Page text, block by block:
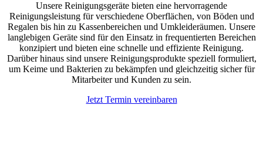
Unsere Reinigungsgeräte bieten eine hervorragende
Reinigungsleistung für verschiedene Oberflächen, von Böden und
Regalen bis hin zu Kassenbereichen und Umkleideräumen. Unsere
langlebigen Geräte sind für den Einsatz in frequentierten Bereichen
konzipiert und bieten eine schnelle und effiziente Reinigung.
Darüber hinaus sind unsere Reinigungsprodukte speziell formuliert,
um Keime und Bakterien zu bekämpfen und gleichzeitig sicher für
Mitarbeiter und Kunden zu sein.
Jetzt Termin vereinbaren